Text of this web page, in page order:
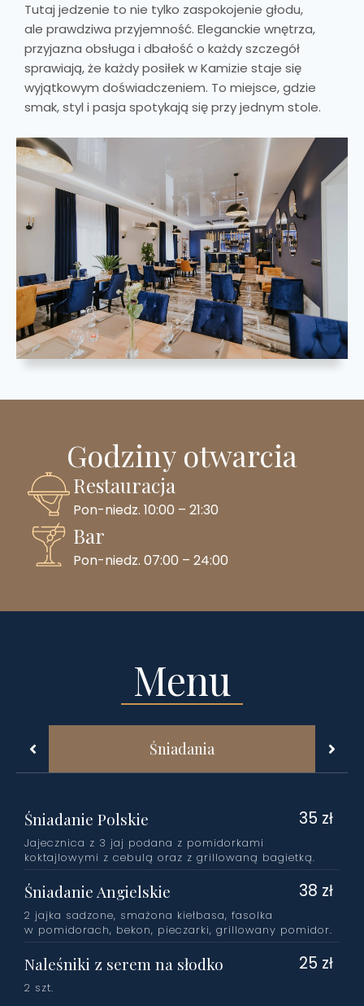
Tutaj jedzenie to nie tylko zaspokojenie głodu,
ale prawdziwa przyjemność. Eleganckie wnętrza,
przyjazna obsługa i dbałość o każdy szczegół
sprawiają, że każdy posiłek w Kamizie staje się
wyjątkowym doświadczeniem. To miejsce, gdzie
smak, styl i pasja spotykają się przy jednym stole.
Godziny otwarcia
Restauracja
Pon-niedz. 10:00 – 21:30
Bar
Pon-niedz. 07:00 – 24:00
Menu
Śniadania
Śniadanie Polskie 35 zł
Jajecznica z 3 jaj podana z pomidorkami
koktajlowymi z cebulą oraz z grillowaną bagietką.
Śniadanie Angielskie 38 zł
2 jajka sadzone, smażona kiełbasa, fasolka
w pomidorach, bekon, pieczarki, grillowany pomidor.
Naleśniki z serem na słodko 25 zł
2 szt.